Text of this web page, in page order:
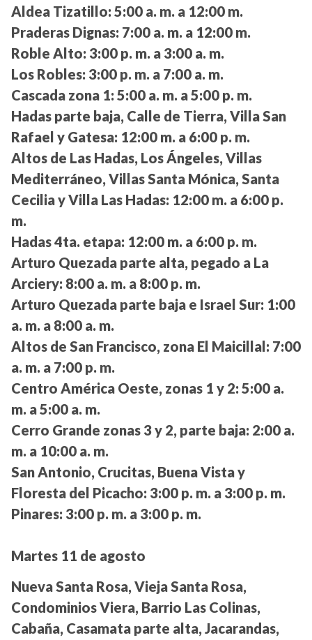
Aldea Tizatillo: 5:00 a. m. a 12:00 m.
Praderas Dignas: 7:00 a. m. a 12:00 m.
Roble Alto: 3:00 p. m. a 3:00 a. m.
Los Robles: 3:00 p. m. a 7:00 a. m.
Cascada zona 1: 5:00 a. m. a 5:00 p. m.
Hadas parte baja, Calle de Tierra, Villa San
Rafael y Gatesa: 12:00 m. a 6:00 p. m.
Altos de Las Hadas, Los Ángeles, Villas
Mediterráneo, Villas Santa Mónica, Santa
Cecilia y Villa Las Hadas: 12:00 m. a 6:00 p.
m.
Hadas 4ta. etapa: 12:00 m. a 6:00 p. m.
Arturo Quezada parte alta, pegado a La
Arciery: 8:00 a. m. a 8:00 p. m.
Arturo Quezada parte baja e Israel Sur: 1:00
a. m. a 8:00 a. m.
Altos de San Francisco, zona El Maicillal: 7:00
a. m. a 7:00 p. m.
Centro América Oeste, zonas 1 y 2: 5:00 a.
m. a 5:00 a. m.
Cerro Grande zonas 3 y 2, parte baja: 2:00 a.
m. a 10:00 a. m.
San Antonio, Crucitas, Buena Vista y
Floresta del Picacho: 3:00 p. m. a 3:00 p. m.
Pinares: 3:00 p. m. a 3:00 p. m.
Martes 11 de agosto
Nueva Santa Rosa, Vieja Santa Rosa,
Condominios Viera, Barrio Las Colinas,
Cabaña, Casamata parte alta, Jacarandas,